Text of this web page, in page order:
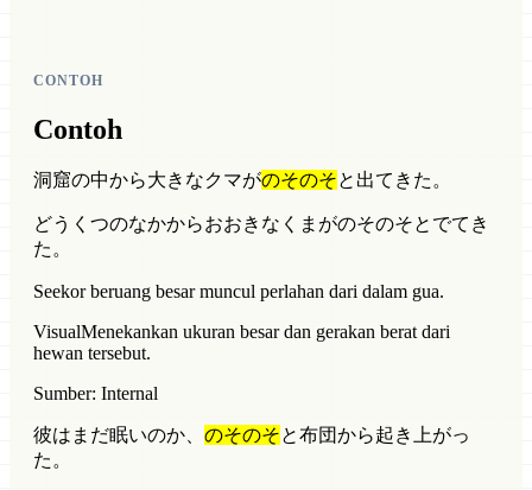
CONTOH
Contoh
洞窟の中から大きなクマがのそのそと出てきた。
どうくつのなかからおおきなくまがのそのそとでてき
た。
Seekor beruang besar muncul perlahan dari dalam gua.
VisualMenekankan ukuran besar dan gerakan berat dari
hewan tersebut.
Sumber: Internal
彼はまだ眠いのか、 のそのそと布団から起き上がっ
た。